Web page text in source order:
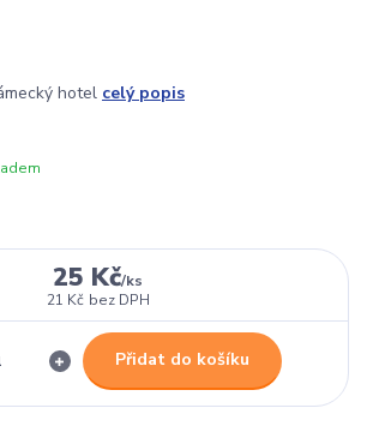
hotel celý popis
25 Kč/ks
21 Kč bez DPH
Přidat do košíku